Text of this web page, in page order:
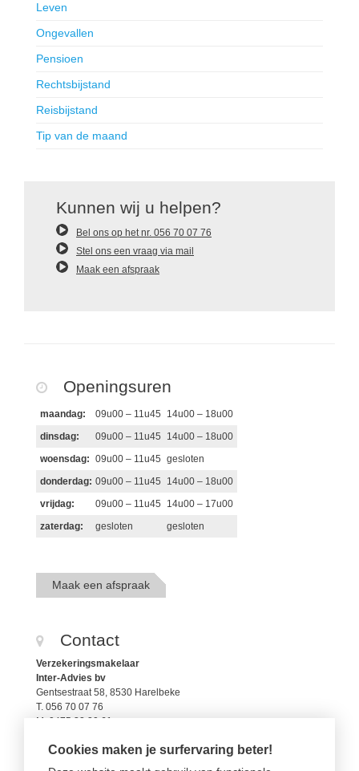
Leven
Ongevallen
Pensioen
Rechtsbijstand
Reisbijstand
Tip van de maand
Kunnen wij u helpen?
Bel ons op het nr. 056 70 07 76
Stel ons een vraag via mail
Maak een afspraak
Openingsuren
maandag: 09u00 – 11u45
14u00 – 18u00
dinsdag:
09u00 – 11u45
14u00 – 18u00
woensdag: 09u00 – 11u45 gesloten
donderdag: 09u00 – 11u45
14u00 – 18u00
vrijdag:
09u00 – 11u45
14u00 – 17u00
zaterdag:
gesloten gesloten
Maak een afspraak
Contact
Verzekeringsmakelaar
Inter-Advies bv
Gentsestraat 58, 8530 Harelbeke
T. 056 70 07 76
M. 0475 32 30 61
FSMA 112799A
Cookies maken je surfervaring beter!